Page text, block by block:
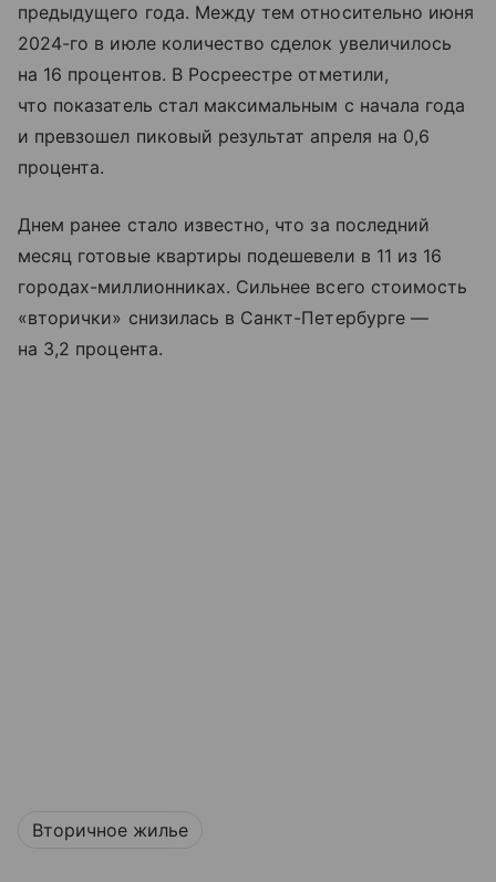
предыдущего года. Между тем относительно июня
2024-го в июле количество сделок увеличилось
на 16 процентов. В Росреестре отметили,
что показатель стал максимальным с начала года
и превзошел пиковый результат апреля на 0,6
процента.
Днем ранее стало известно, что за последний
месяц готовые квартиры подешевели в 11 из 16
городах-миллионниках. Сильнее всего стоимость
«вторички» снизилась в Санкт-Петербурге —
на 3,2 процента.
Вторичное жилье